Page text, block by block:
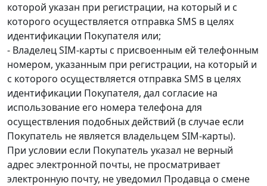
которой указан при регистрации, на который и с
которого осуществляется отправка SMS в целях
идентификации Покупателя или;
- Владелец SIM-карты с присвоенным ей телефонным
номером, указанным при регистрации, на который и
с которого осуществляется отправка SMS в целях
идентификации Покупателя, дал согласие на
использование его номера телефона для
осуществления подобных действий (в случае если
Покупатель не является владельцем SIM-карты).
При условии если Покупатель указал не верный
адрес электронной почты, не просматривает
электронную почту, не уведомил Продавца о смене